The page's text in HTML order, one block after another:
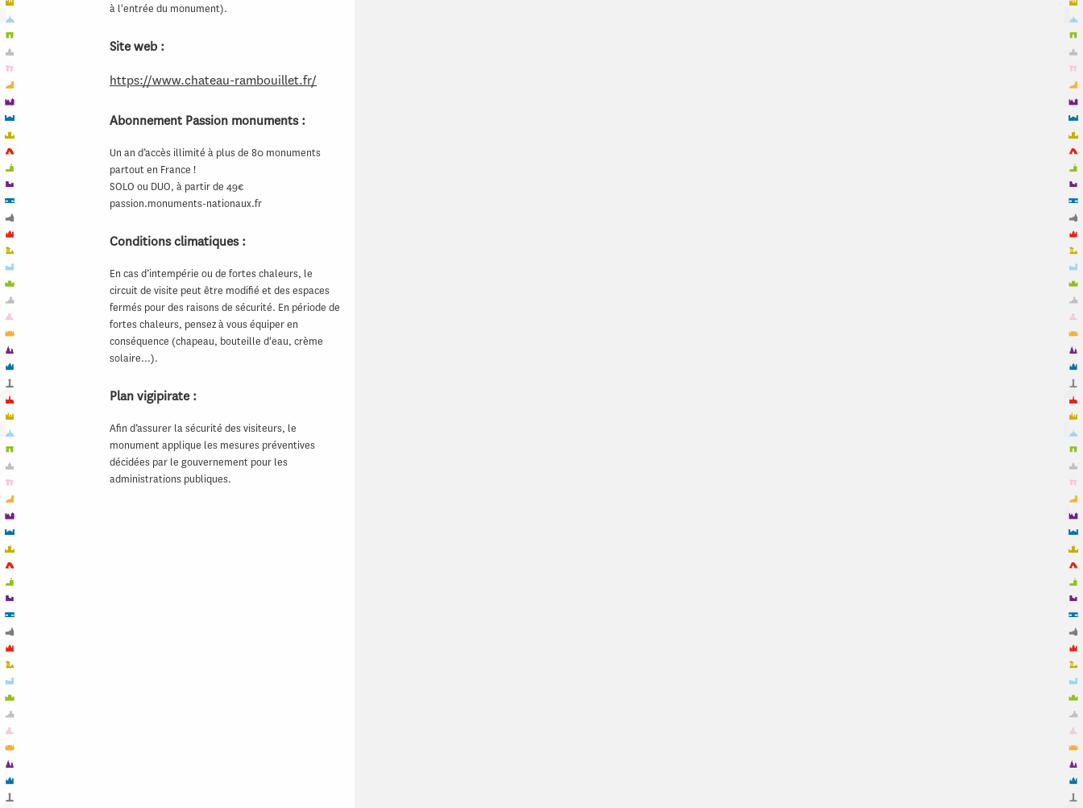
à l'entrée du monument).
Site web :
https://www.chateau-rambouillet.fr/
Abonnement Passion monuments :
Un an d’accès illimité à plus de 80 monuments
partout en France !
SOLO ou DUO, à partir de 49€
passion.monuments-nationaux.fr
Conditions climatiques :
En cas d’intempérie ou de fortes chaleurs, le
circuit de visite peut être modifié et des espaces
fermés pour des raisons de sécurité. En période de
fortes chaleurs, pensez à vous équiper en
conséquence (chapeau, bouteille d'eau, crème
solaire…).
Plan vigipirate :
Afin d’assurer la sécurité des visiteurs, le
monument applique les mesures préventives
décidées par le gouvernement pour les
administrations publiques.